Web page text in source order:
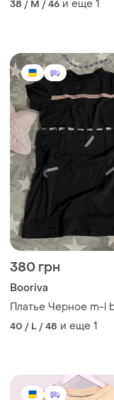
38 / M / 46 и еще 1
380 грн
Booriva
Платье Черное m-l
40 / L / 48 и еще 1